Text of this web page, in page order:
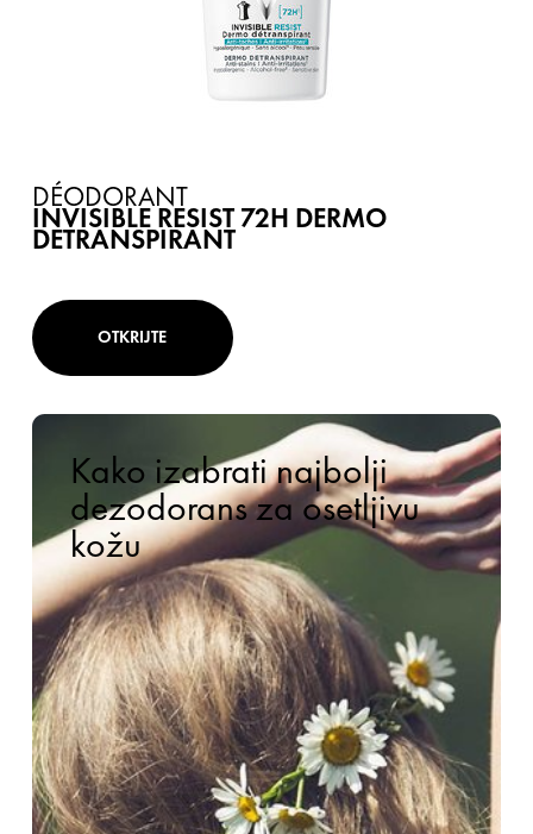
DÉODORANT
INVISIBLE RESIST 72H DERMO
DETRANSPIRANT
OTKRIJTE
Kako izabrati najbolji
dezodorans za osetljivu
kožu